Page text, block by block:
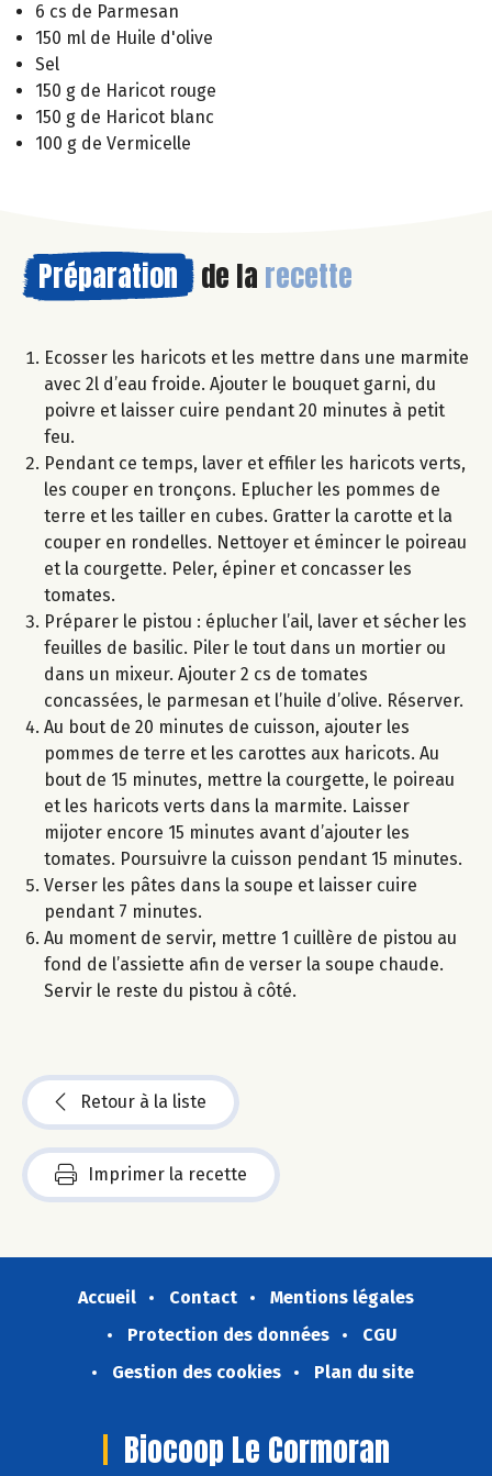
6 cs de Parmesan
150 ml de Huile d'olive
Sel
150 g de Haricot rouge
150 g de Haricot blanc
100 g de Vermicelle
Préparation de la recette
Ecosser les haricots et les mettre dans une marmite
avec 2l d’eau froide. Ajouter le bouquet garni, du
poivre et laisser cuire pendant 20 minutes à petit
feu.
Pendant ce temps, laver et effiler les haricots verts,
les couper en tronçons. Eplucher les pommes de
terre et les tailler en cubes. Gratter la carotte et la
couper en rondelles. Nettoyer et émincer le poireau
et la courgette. Peler, épiner et concasser les
tomates.
Préparer le pistou : éplucher l’ail, laver et sécher les
feuilles de basilic. Piler le tout dans un mortier ou
dans un mixeur. Ajouter 2 cs de tomates
concassées, le parmesan et l’huile d’olive. Réserver.
Au bout de 20 minutes de cuisson, ajouter les
pommes de terre et les carottes aux haricots. Au
bout de 15 minutes, mettre la courgette, le poireau
et les haricots verts dans la marmite. Laisser
mijoter encore 15 minutes avant d’ajouter les
tomates. Poursuivre la cuisson pendant 15 minutes.
Verser les pâtes dans la soupe et laisser cuire
pendant 7 minutes.
Au moment de servir, mettre 1 cuillère de pistou au
fond de l’assiette afin de verser la soupe chaude.
Servir le reste du pistou à côté.
Retour à la liste
Imprimer la recette
Accueil Contact
Mentions légales
Protection des données
CGU
Gestion des cookies
Plan du site
Biocoop Le Cormoran